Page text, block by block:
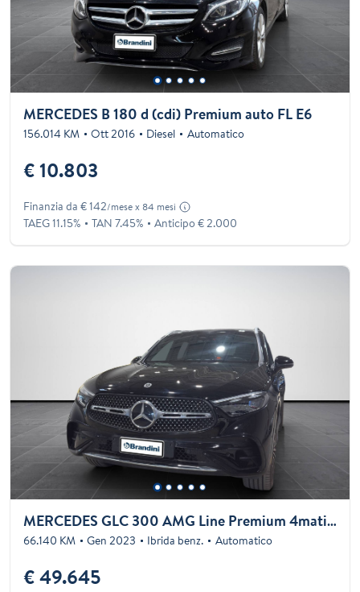
MERCEDES B 180 d (cdi) Premium auto FL E6
156.014 KM Ott 2016 Diesel Automatico
€ 10.803
Finanzia da € 142/mese x 84 mesi
TAEG 11.15% TAN 7.45% Anticipo € 2.000
MERCEDES GLC 300 AMG Line Premium 4matic auto
66.140 KM Gen 2023 Ibrida benz. Automatico
€ 49.645